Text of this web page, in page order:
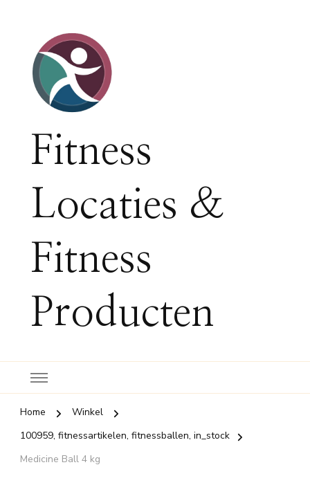
Fitness
Locaties &
Fitness
Producten
Home
Winkel
100959, fitnessartikelen, fitnessballen, in_stock
Medicine Ball 4 kg